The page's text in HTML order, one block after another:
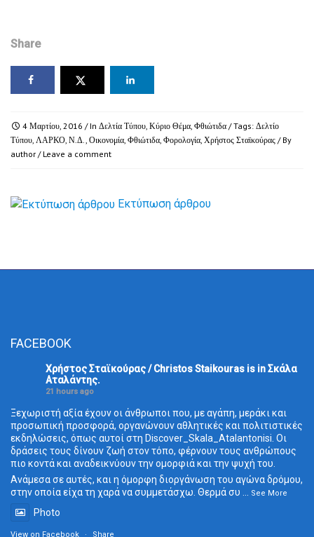
Share
4 Μαρτίου, 2016 / In Δελτία Τύπου, Κύριο Θέμα, Φθιώτιδα / Tags: Δελτίο
Τύπου, ΛΑΡΚΟ, Ν.Δ., Οικονομία, Φθιώτιδα, Φορολογία, Χρήστος Σταϊκούρας / By
author / Leave a comment
Εκτύπωση άρθρου
FACEBOOK
Χρήστος Σταϊκούρας / Christos Staikouras is in Σκάλα
Aταλάντης.
21 hours ago
Ξεχωριστή αξία έχουν οι άνθρωποι που, με αγάπη, μεράκι και
προσωπική προσφορά, οργανώνουν αθλητικές και πολιτιστικές
εκδηλώσεις, όπως αυτοί στη Discover_Skala_Atalantonisi. Οι
δράσεις τους δίνουν ζωή στον τόπο, φέρνουν τους ανθρώπους
πιο κοντά και αναδεικνύουν την ομορφιά και την ψυχή του.
Ανάμεσα σε αυτές, και η όμορφη διοργάνωση του αγώνα δρόμου,
στην οποία είχα τη χαρά να συμμετάσχω. Θερμά συ ... See More
Photo
View on Facebook · Share